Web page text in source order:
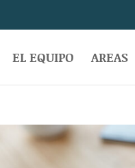
EL EQUIPO AREAS